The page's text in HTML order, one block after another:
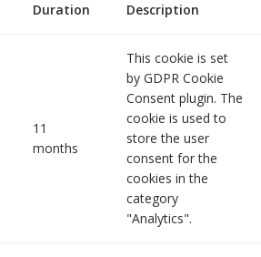
Duration Description
11
months
This cookie is set
by GDPR Cookie
Consent plugin. The
cookie is used to
store the user
consent for the
cookies in the
category
"Analytics".